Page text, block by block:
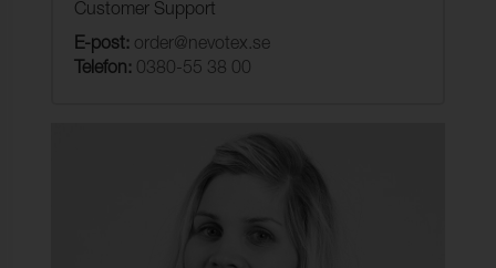
Customer Support
E-post: order@nevotex.se
Telefon: 0380-55 38 00